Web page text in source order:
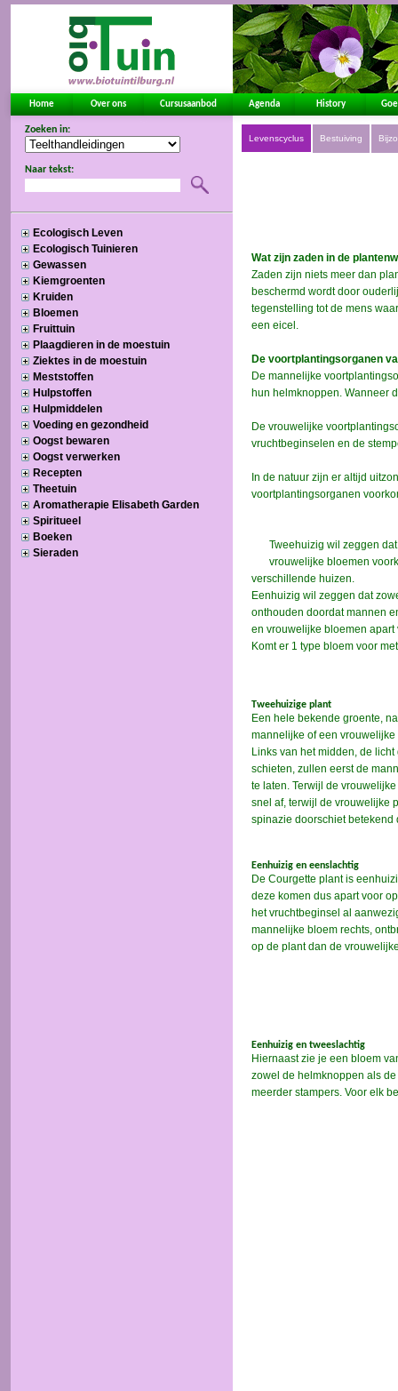
Home Over ons Cursusaanbod Agenda History
Zoeken in:
Naar tekst:
Ecologisch Leven
Ecologisch Tuinieren
Gewassen
Kiemgroenten
Kruiden
Bloemen
Fruittuin
Plaagdieren in de moestuin
Ziektes in de moestuin
Meststoffen
Hulpstoffen
Hulpmiddelen
Voeding en gezondheid
Oogst bewaren
Oogst verwerken
Recepten
Theetuin
Aromatherapie Elisabeth Garden
Spiritueel
Boeken
Sieraden